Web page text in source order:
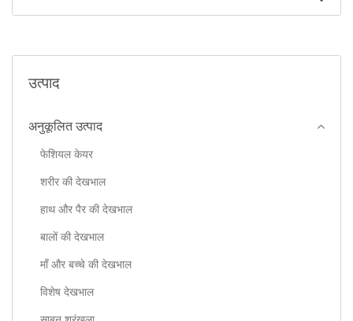
उत्पाद
अनुकूलित उत्पाद
फेशियल केयर
शरीर की देखभाल
हाथ और पैर की देखभाल
बालों की देखभाल
माँ और बच्चे की देखभाल
विशेष देखभाल